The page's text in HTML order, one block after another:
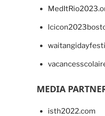
MEDIA
isth2022.com